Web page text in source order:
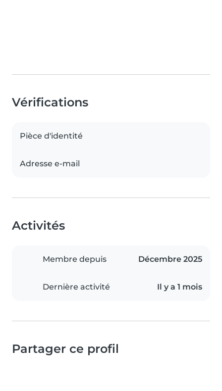
Vérifications
Pièce d'identité
Adresse e-mail
Activités
Membre depuis Décembre 2025
Dernière activité Il y a 1 mois
Partager ce profil